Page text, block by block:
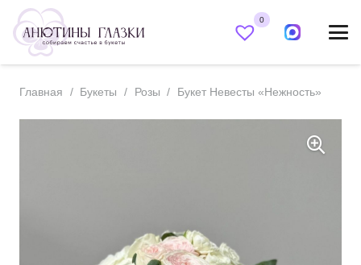
0
Главная / Букеты / Розы / Букет Невесты «Нежность»